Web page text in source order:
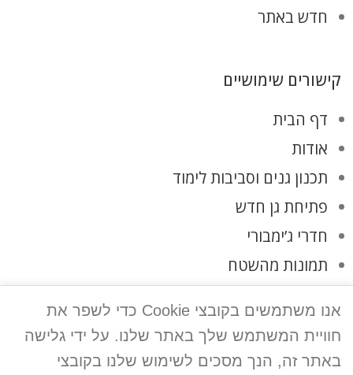
חדש באתר
קישורים שימושיים
דף הבית
אודות
תכנון גנים וסביבות לימוד
פתיחת גן חדש
חדרי ג’ימבורי
תמונות מהשטח
מדיניות פרטיות
אנו משתמשים בקובצי Cookie כדי לשפר את
חוויית המשתמש שלך באתר שלנו. על ידי גלישה
באתר זה, הנך מסכים לשימוש שלנו בקובצי